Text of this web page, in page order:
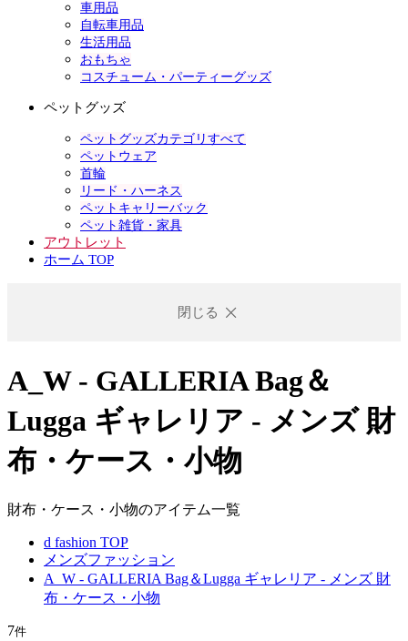
車用品
自転車用品
生活用品
おもちゃ
コスチューム・パーティーグッズ
ペットグッズ
ペットグッズカテゴリすべて
ペットウェア
首輪
リード・ハーネス
ペットキャリーバック
ペット雑貨・家具
アウトレット
ホーム TOP
閉じる
A_W - GALLERIA Bag＆
Lugga ギャレリア - メンズ 財
布・ケース・小物
財布・ケース・小物のアイテム一覧
d fashion TOP
メンズファッション
A_W - GALLERIA Bag＆Lugga ギャレリア - メンズ 財
布・ケース・小物
7件